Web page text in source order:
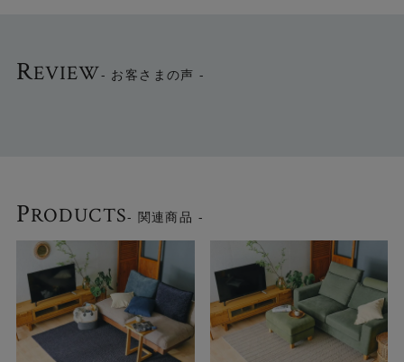
REVIEW- お客さまの声 -
PRODUCTS- 関連商品 -